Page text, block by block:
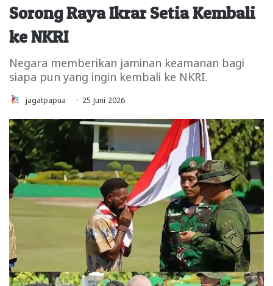
Sorong Raya Ikrar Setia Kembali
ke NKRI
Negara memberikan jaminan keamanan bagi
siapa pun yang ingin kembali ke NKRI.
jagatpapua 25 Juni 2026